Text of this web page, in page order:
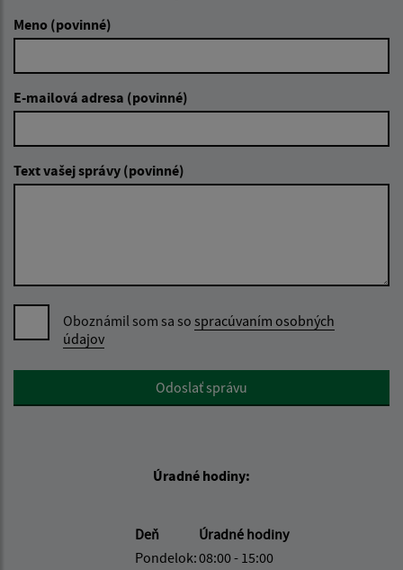
Meno (povinné)
E-mailová adresa (povinné)
Text vašej správy (povinné)
Oboznámil som sa so spracúvaním osobných
údajov
Google reCaptcha ResponseOdoslať správu
Úradné hodiny:
Deň
Úradné hodiny
Pondelok:08:00 - 15:00